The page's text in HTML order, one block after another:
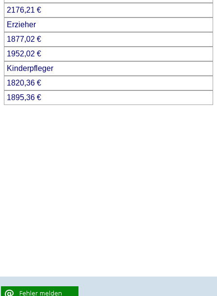
2176,21 €
Erzieher
1877,02 €
1952,02 €
Kinderpfleger
1820,36 €
1895,36 €